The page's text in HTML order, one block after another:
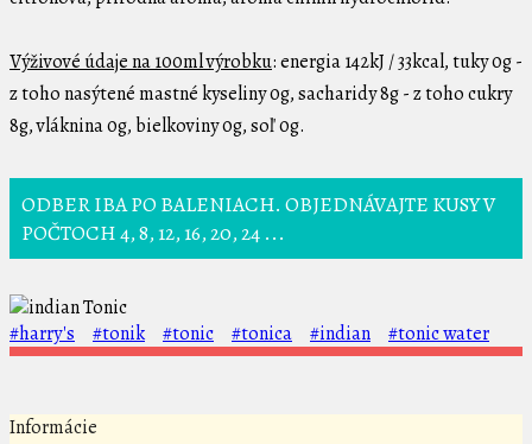
Výživové údaje na 100ml výrobku: energia 142kJ / 33kcal, tuky 0g -
z toho nasýtené mastné kyseliny 0g, sacharidy 8g - z toho cukry
8g, vláknina 0g, bielkoviny 0g, soľ 0g.
ODBER IBA PO BALENIACH. OBJEDNÁVAJTE KUSY V
POČTOCH 4, 8, 12, 16, 20, 24 ...
#harry's #tonik #tonic #tonica #indian #tonic water
Informácie